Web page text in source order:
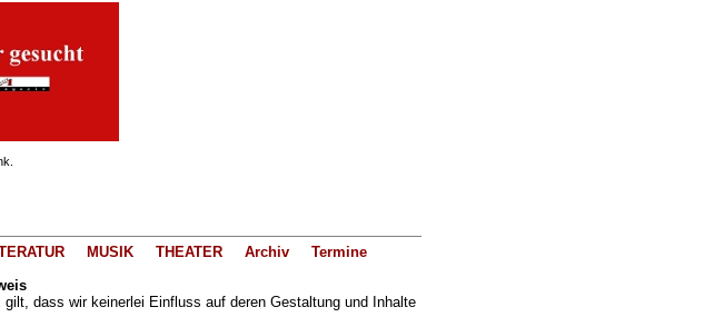
MUSIK THEATER Archiv
Termine
dass wir keinerlei Einfluss auf deren Gestaltung und Inhalte